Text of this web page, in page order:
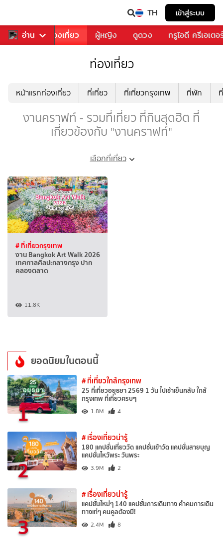
TH เข้าสู่ระบบ
อ่าน
อาหาร ท่องเที่ยว ผู้หญิง ดูดวง ทรูไอดี ครีเอเตอ
ท่องเที่ยว
หน้าแรกท่องเที่ยว ที่เที่ยว ที่เที่ยวกรุงเทพ ที่พัก
งานคราฟท์ - รวมที่เที่ยว ที่กินสุดฮิต ที่
เกี่ยวข้องกับ "งานคราฟท์"
เลือกที่เที่ยว
# ที่เที่ยวกรุงเทพ
งาน Bangkok Art Walk 2026
เทศกาลศิลปะกลางกรุง ปาก
คลองตลาด
11.8K
ยอดนิยมในตอนนี้
1
# ที่เที่ยวใกล้กรุงเทพ
25 ที่เที่ยวอยุธยา 2569 1 วัน ไปเช้าเย็นกลับ ใกล้
กรุงเทพ ที่เที่ยวครบๆ
1.8M 4
2
# เรื่องเที่ยวน่ารู้
180 แคปชั่นเที่ยววัด แคปชั่นเข้าวัด แคปชั่นสายบุญ
แคปชั่นไหว้พระ วันพระ
3.9M 2
3
# เรื่องเที่ยวน่ารู้
แคปชั่นใหม่ๆ 140 แคปชั่นการเดินทาง คำคมการเดิน
ทางเท่ๆ คนคูลต้องมี!
2.4M 8